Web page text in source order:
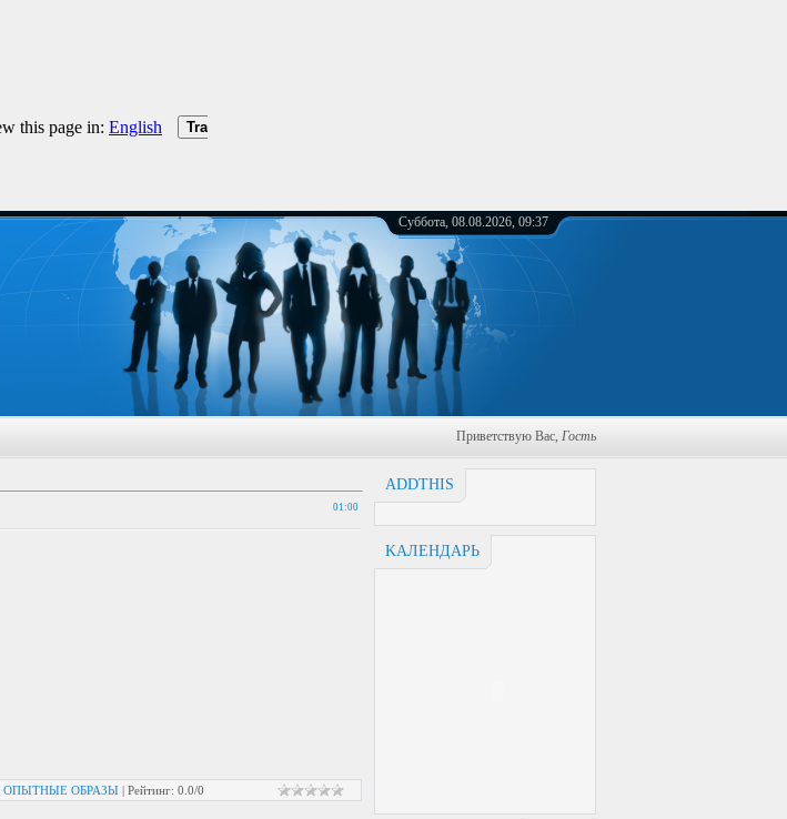
Суббота, 08.08.2026, 09:37
Приветствую Вас, Гость
ADDTHIS
KАЛЕНДАРЬ
01:00
ОПЫТНЫЕ ОБРАЗЫ | Рейтинг: 0.0/0